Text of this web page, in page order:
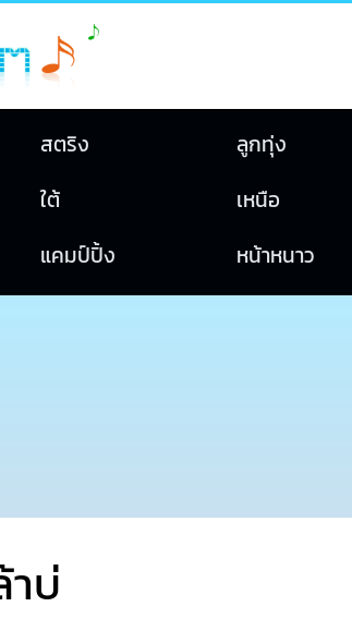
สตริง
ลูกทุ่ง
ใต้
เหนือ
แคมป์ปิ้ง หน้าหนาว
บ่